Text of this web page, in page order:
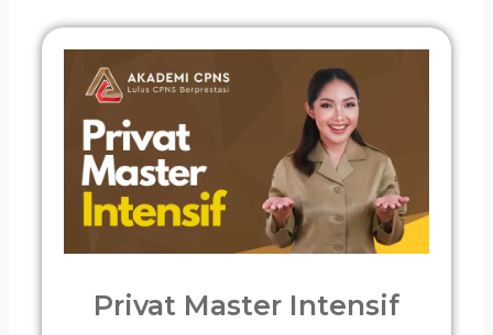
Privat Master Intensif